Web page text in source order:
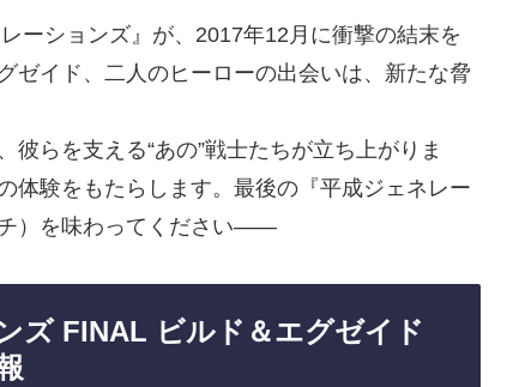
ーションズ』が、2017年12月に衝撃の結末を
ゼイド、二人のヒーローの出会いは、新たな脅
らを支える“あの”戦士たちが立ち上がりま
体験をもたらします。最後の『平成ジェネレー
）を味わってください――
ズ FINAL ビルド＆エグゼイド